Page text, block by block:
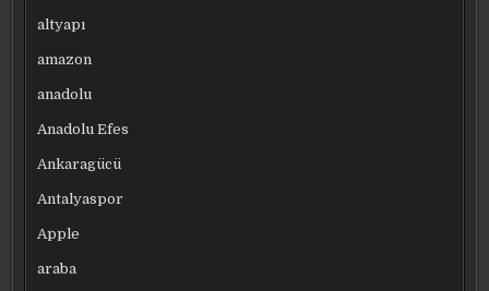
altyapı
amazon
anadolu
Anadolu Efes
Ankaragücü
Antalyaspor
Apple
araba